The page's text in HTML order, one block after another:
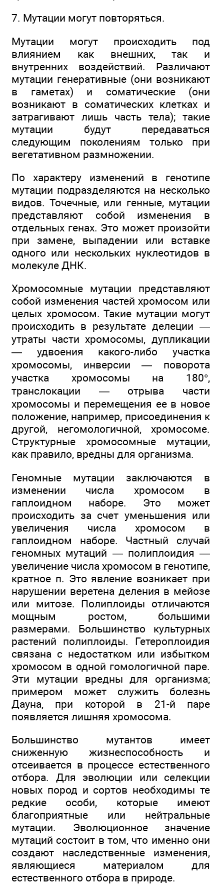
7. Мутации могут повторяться.
Мутации могут происходить под
влиянием как внешних, так и
внутренних воздействий. Различают
мутации генеративные (они возникают
в гаметах) и соматические (они
возникают в соматических клетках и
затрагивают лишь часть тела); такие
мутации будут передаваться
следующим поколениям только при
вегетативном размножении.
По характеру изменений в генотипе
мутации подразделяются на несколько
видов. Точечные, или генные, мутации
представляют собой изменения в
отдельных генах. Это может произойти
при замене, выпадении или вставке
одного или нескольких нуклеотидов в
молекуле ДНК.
Хромосомные мутации представляют
собой изменения частей хромосом или
целых хромосом. Такие мутации могут
происходить в результате делеции —
утраты части хромосомы, дупликации
— удвоения какого-либо участка
хромосомы, инверсии — поворота
участка хромосомы на 180°,
транслокации — отрыва части
хромосомы и перемещения ее в новое
положение, например, присоединения к
другой, негомологичной, хромосоме.
Структурные хромосомные мутации,
как правило, вредны для организма.
Геномные мутации заключаются в
изменении числа хромосом в
гаплоидном наборе. Это может
происходить за счет уменьшения или
увеличения числа хромосом в
гаплоидном наборе. Частный случай
геномных мутаций — полиплоидия —
увеличение числа хромосом в генотипе,
кратное п. Это явление возникает при
нарушении веретена деления в мейозе
или митозе. Полиплоиды отличаются
мощным ростом, большими
размерами. Большинство культурных
растений полиплоиды. Гетероплоидия
связана с недостатком или избытком
хромосом в одной гомологичной паре.
Эти мутации вредны для организма;
примером может служить болезнь
Дауна, при которой в 21-й паре
появляется лишняя хромосома.
Большинство мутантов имеет
сниженную жизнеспособность и
отсеивается в процессе естественного
отбора. Для эволюции или селекции
новых пород и сортов необходимы те
редкие особи, которые имеют
благоприятные или нейтральные
мутации. Эволюционное значение
мутаций состоит в том, что именно они
создают наследственные изменения,
являющиеся материалом для
естественного отбора в природе.